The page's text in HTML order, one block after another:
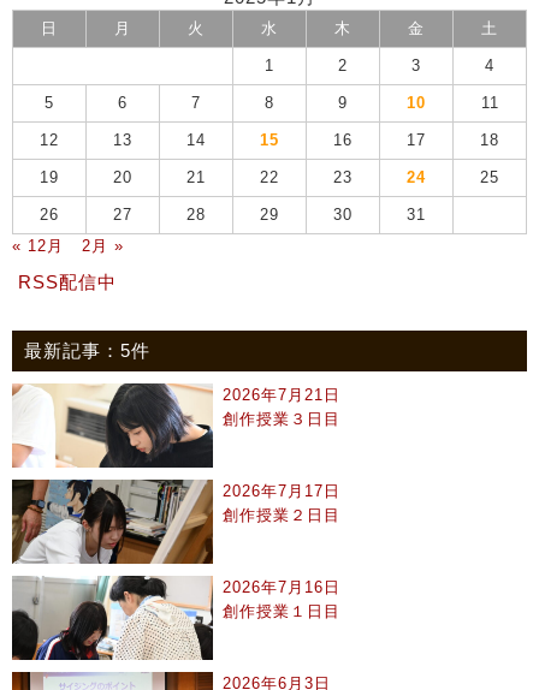
日 月 火 水 木 金 土
1 2 3 4
5 6 7 8 9 10 11
12 13 14 15 16 17 18
19 20 21 22 23 24 25
26 27 28 29 30
31
« 12月
2月 »
RSS配信中
最新記事：5件
2026年7月21日
創作授業３日目
2026年7月17日
創作授業２日目
2026年7月16日
創作授業１日目
2026年6月3日